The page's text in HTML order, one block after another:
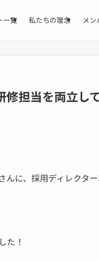
一覧 私たちの理念 メン
修担当を両立
に、採用ディレクタ
た！